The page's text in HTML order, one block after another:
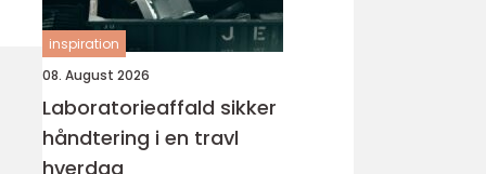
inspiration
08. August 2026
Laboratorieaffald sikker
håndtering i en travl
hverdag